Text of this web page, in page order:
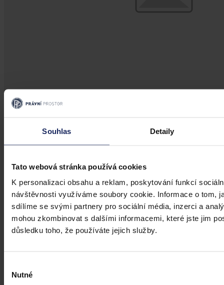
Souhlas Detaily
Tato webová stránka používá cookies
K personalizaci obsahu a reklam, poskytování funkcí
návštěvnosti využíváme soubory cookie. Informace o tom,
sdílíme se svými partnery pro sociální média, inzerci a
mohou zkombinovat s dalšími informacemi, které jste jim
důsledku toho, že používáte jejich služby.
souhlasu
Nutné
Aktuality
mohly být nepromlčitelné, navrhla
Praha 1. srpna (ČTK) - Úkladná vražda a některé další trestné činy s
úmyslným usmrcením by se mohly zařadit mezi nepromlčitelné. Jde
také například o některé činy související s obecným ohrožením,
teroristickým útokem a terorem, za něž hrozí až výjimečný trest.
ČTK • 3. srpna 2026, 10:04